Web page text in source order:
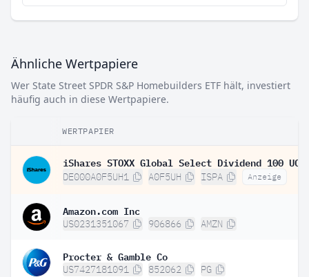
Ähnliche Wertpapiere
Wer State Street SPDR S&P Homebuilders ETF hält, investiert
häufig auch in diese Wertpapiere.
WERTPAPIER
DE000A0F5UH1 A0F5UH ISPA Anzeige
Amazon.com Inc
US0231351067 906866 AMZN
Procter & Gamble Co
US7427181091 852062 PG